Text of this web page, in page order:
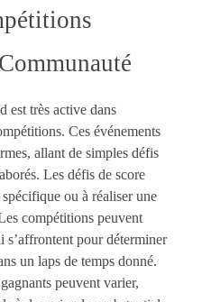
est très active dans
Ces événements
allant de simples défis
Les défis de score
ou à réaliser une
compétitions peuvent
pour déterminer
un laps de temps donné.
peuvent varier,